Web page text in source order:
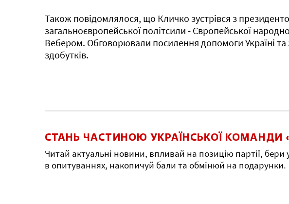
Також повідомлялося, що Кличко зустрівся з
загальноєвропейської політсили - Європейської
Вебером. Обговорювали посилення допомоги Україні
здобутків.
СТАНЬ ЧАСТИНОЮ УКРАЇНСЬКОЇ КОМАНДИ
Читай актуальні новини, впливай на позицію партії, бери
в опитуваннях, накопичуй бали та обмінюй на подарунки.